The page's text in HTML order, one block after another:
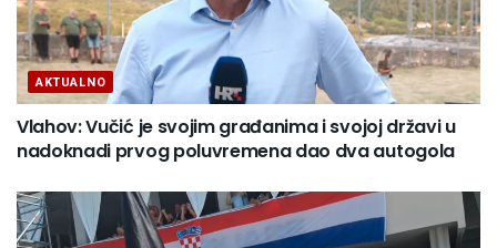
AKTUALNO
Vlahov: Vučić je svojim građanima i svojoj državi u
nadoknadi prvog poluvremena dao dva autogola